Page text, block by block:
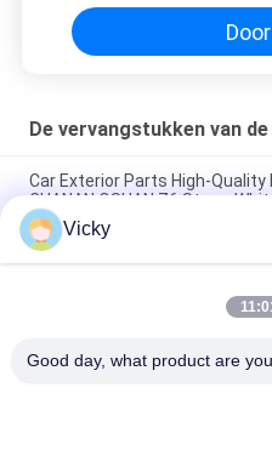
De vervangstukken van
Car Exterior Parts High-
CHANAN OSHAN​ Z6 Starry
Startmotor Honda EX5
goedkoop groothandel met
Motorfietsversteker voor
Vicky
Good day, what product are